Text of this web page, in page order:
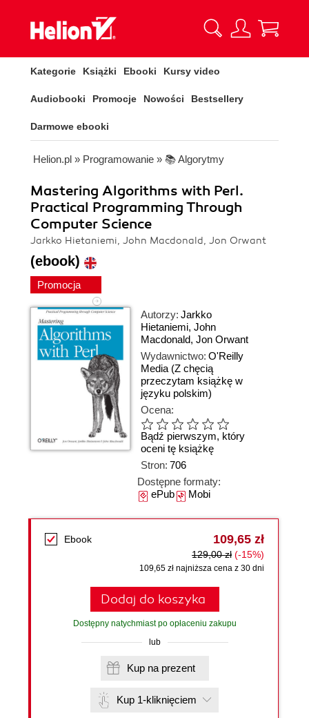
Kategorie Książki Ebooki Kursy video
Audiobooki Promocje Nowości Bestsellery
Darmowe ebooki
Helion.pl » Programowanie » 📚 Algorytmy
Mastering Algorithms with Perl.
Practical Programming Through
Computer Science
Jarkko Hietaniemi, John Macdonald, Jon Orwant
(ebook)
Promocja
Autorzy: Jarkko
Hietaniemi, John
Macdonald, Jon Orwant
Wydawnictwo: O'Reilly
Media (Z chęcią
przeczytam książkę w
języku polskim)
Ocena:
Bądź pierwszym, który
oceni tę książkę
Stron: 706
Dostępne formaty:
ePubMobi
Ebook 109,65 zł
129,00 zł (-15%)
109,65 zł najniższa cena z 30 dni
Dodaj do koszyka
Dostępny natychmiast po opłaceniu zakupu
lub
Kup na prezent
Kup 1-kliknięciem